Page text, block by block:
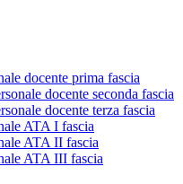
docente prima fascia
docente seconda fascia
docente terza fascia
ATA I fascia
ATA II fascia
ATA III fascia